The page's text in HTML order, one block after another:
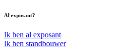
Al exposant?
Ik ben al exposant
Ik ben standbouwer